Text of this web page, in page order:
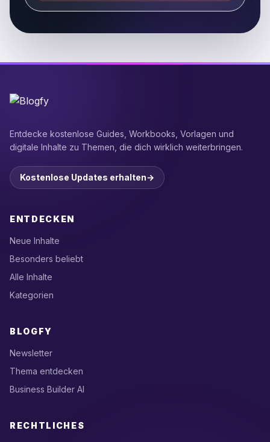
Entdecke kostenlose Guides, Workbooks, Vorlagen und
digitale Inhalte zu Themen, die dich wirklich weiterbringen.
Kostenlose Updates erhalten→
ENTDECKEN
Neue Inhalte
Besonders beliebt
Alle Inhalte
Kategorien
BLOGFY
Newsletter
Thema entdecken
Business Builder AI
RECHTLICHES